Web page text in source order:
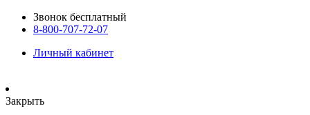
Звонок бесплатный
8-800-707-72-07
Личный кабинет
Закрыть